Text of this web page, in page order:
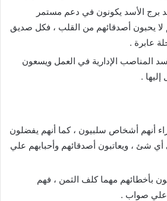
برج الأسد يكونون في دعم مستمر
لا يحبون أصدقائهم من القلب ، فكل صديق
عابرة .
المناصب الإدارية في العمل ويسعون
.
أنهم أشخاص سلبيون ، كما أنهم يفضلون
أي شئ ، ويعاتبون أصدقائهم وأحبابهم علي
بأخطائهم مهما كلف الثمن ، فهم
علي صواب .